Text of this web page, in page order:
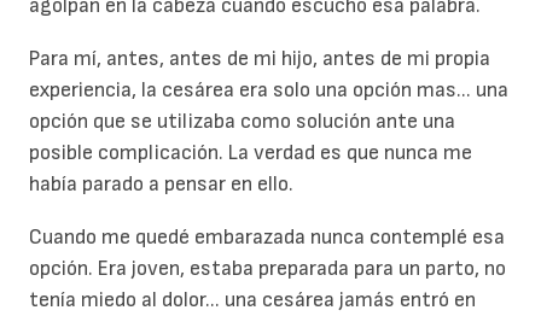
agolpan en la cabeza cuando escucho esa palabra.
Para mí, antes, antes de mi hijo, antes de mi propia
experiencia, la cesárea era solo una opción mas... una
opción que se utilizaba como solución ante una
posible complicación. La verdad es que nunca me
había parado a pensar en ello.
Cuando me quedé embarazada nunca contemplé esa
opción. Era joven, estaba preparada para un parto, no
tenía miedo al dolor... una cesárea jamás entró en